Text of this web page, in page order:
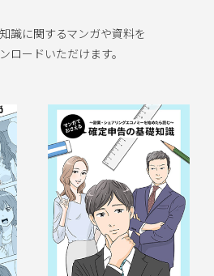
識に関するマンガや資料を
ロードいただけます。